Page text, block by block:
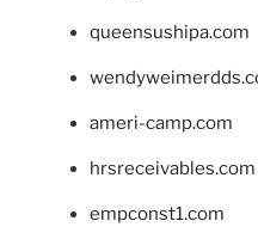
queensushipa.com
ameri-camp.com
hrsreceivables.com
empconst1.com